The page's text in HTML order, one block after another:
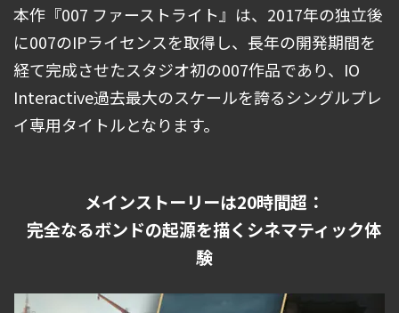
本作『007 ファーストライト』は、2017年の独立後
に007のIPライセンスを取得し、長年の開発期間を
経て完成させたスタジオ初の007作品であり、IO
Interactive過去最大のスケールを誇るシングルプレ
イ専用タイトルとなります。
メインストーリーは20時間超：
完全なるボンドの起源を描くシネマティック体
験